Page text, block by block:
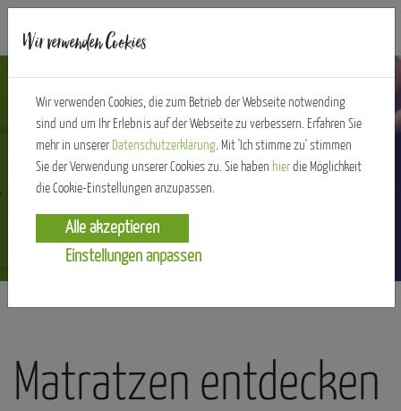
Sortiment für
Schlafkomfort.
Matratzen entdecken
Wir verwenden Cookies
Wir verwenden Cookies, die zum Betrieb der Webseite notwending
sind und um Ihr Erlebnis auf der Webseite zu verbessern. Erfahren Sie
mehr in unserer Datenschutzerklärung. Mit 'Ich stimme zu' stimmen
Sie der Verwendung unserer Cookies zu. Sie haben hierdie Möglichkeit
die Cookie-Einstellungen anzupassen.
Einstellungen anpassen